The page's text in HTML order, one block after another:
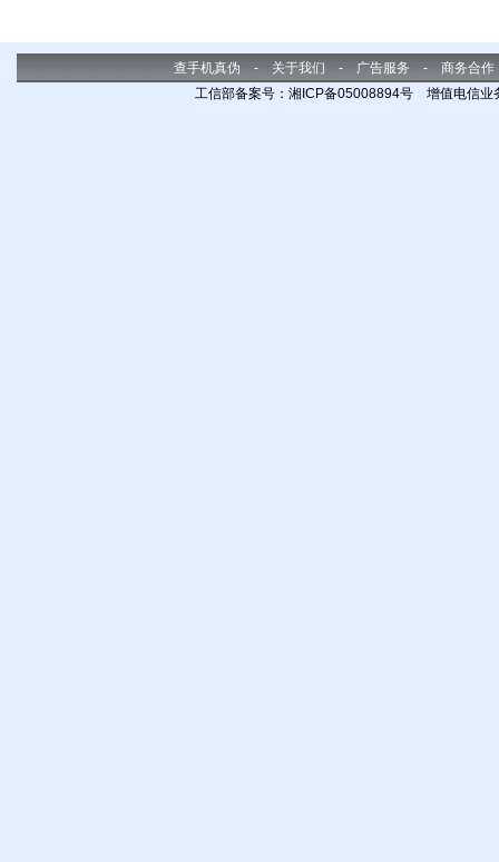
查手机真伪 - 关于我们 - 广告服务 - 商务合作
工信部备案号：湘ICP备05008894号 增值电信